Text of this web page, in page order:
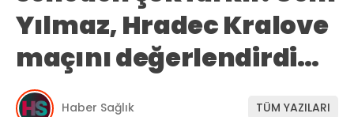
Yılmaz, Hradec Kralove
maçını değerlendirdi…
Haber Sağlık TÜM YAZILARI